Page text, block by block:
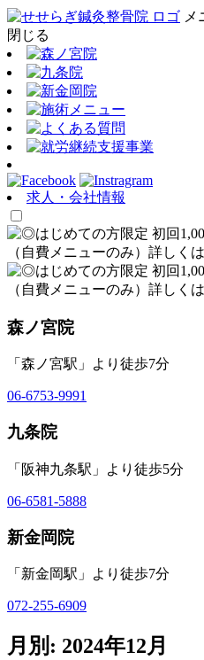
メ
閉じる
求人・会社情報
森ノ宮院
「森ノ宮駅」より徒歩7分
06-6753-9991
九条院
「阪神九条駅」より徒歩5分
06-6581-5888
新金岡院
「新金岡駅」より徒歩7分
072-255-6909
月別: 2024年12月